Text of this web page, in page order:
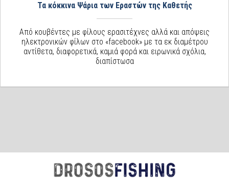
Τα κόκκινα Ψάρια των Εραστών της Καθετής
Από κουβέντες με φίλους ερασιτέχνες αλλά και απόψεις
ηλεκτρονικών φίλων στο «facebook» με τα εκ διαμέτρου
αντίθετα, διαφορετικά, καμιά φορά και ειρωνικά σχόλια,
διαπίστωσα